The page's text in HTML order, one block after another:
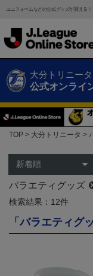
ユニフォームなどの公式グッズが買える！
大分トリニータ
公式オンライ
TOP 大分トリニータ
バラエティグッズ
検索結果：12件
「バラエティグ